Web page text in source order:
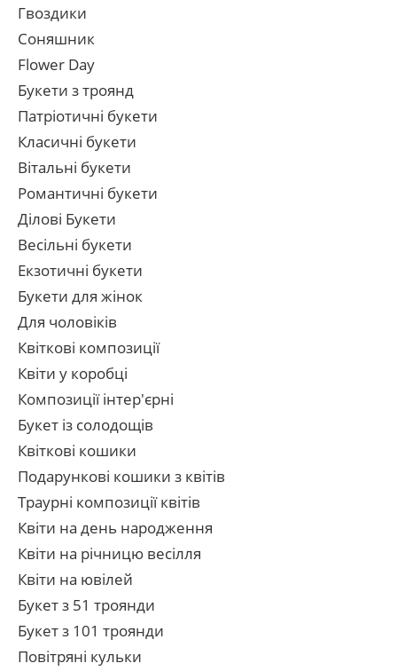
Гвоздики
Соняшник
Flower Day
Букети з троянд
Патріотичні букети
Класичні букети
Вітальні букети
Романтичні букети
Ділові Букети
Весільні букети
Екзотичні букети
Букети для жінок
Для чоловіків
Квіткові композиції
Квіти у коробці
Композиції інтер'єрні
Букет із солодощів
Квіткові кошики
Подарункові кошики з квітів
Траурні композиції квітів
Квіти на день народження
Квіти на річницю весілля
Квіти на ювілей
Букет з 51 троянди
Букет з 101 троянди
Повітряні кульки